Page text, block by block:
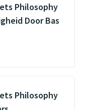
Philosophy
Door Bas
Philosophy